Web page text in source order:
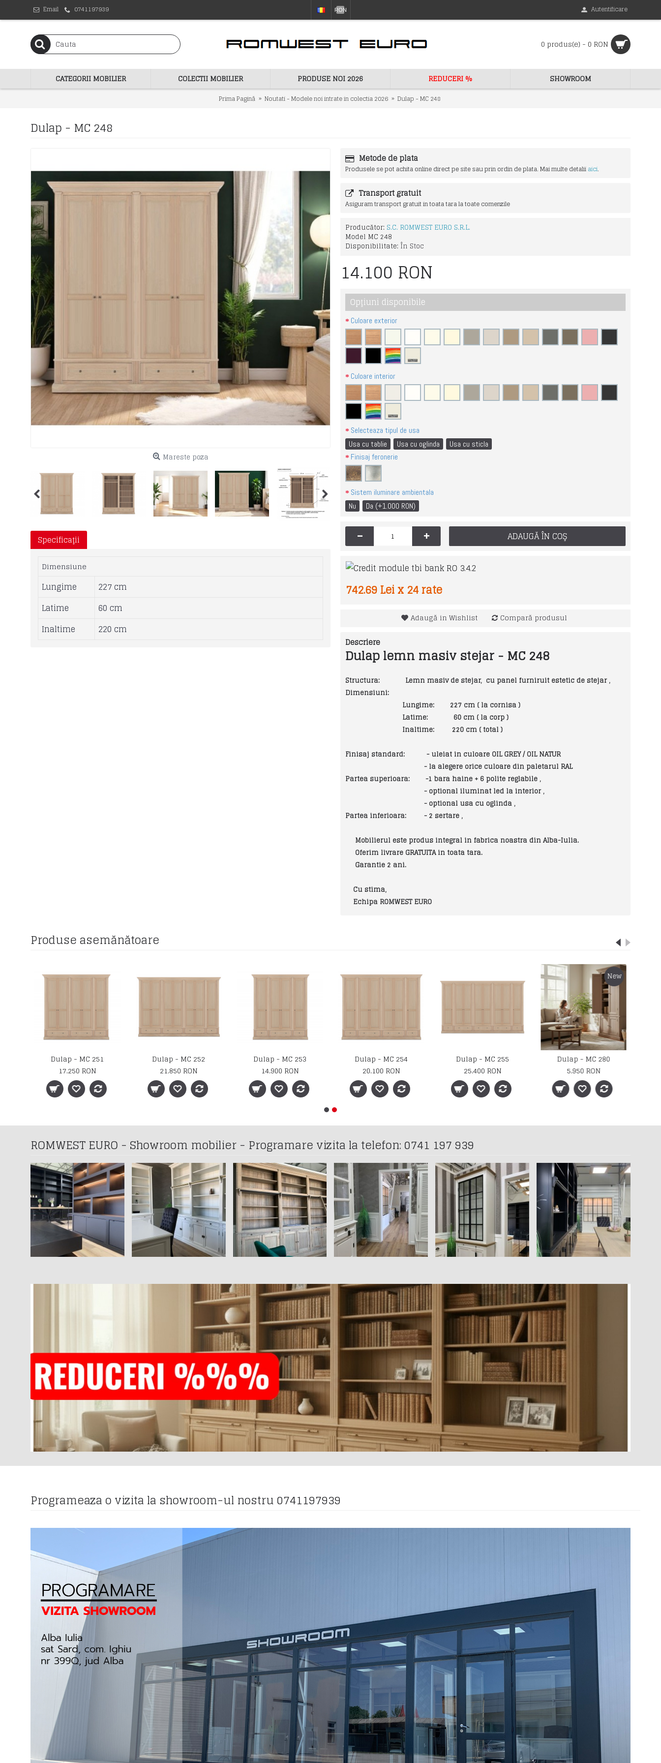
Email 0741197939 RON Autentificare
0 produs(e) - 0 RON
CATEGORII MOBILIER COLECTII MOBILIER PRODUSE NOI 2026 REDUCERI % SHOWROOM
Prima Pagină Noutati - Modele noi intrate in colectia 2026 Dulap - MC 248
Dulap - MC 248
Mareste poza
Specificaţii
Dimensiune
Lungime
227 cm
Latime
60 cm
Inaltime
220 cm
Metode de plata
Produsele se pot achita online direct pe site sau prin ordin de plata. Mai multe detaliiaici.
Transport gratuit
Asiguram transport gratuit in toata tara la toate comenzile
Producător: S.C. ROMWEST EURO S.R.L.
Model MC 248
Disponibilitate: În Stoc
14.100 RON
Opţiuni disponibile
Culoare exterior
Culoare interior
Selecteaza tipul de usa
Usa cu tablie
Usa cu oglinda
Usa cu sticla
Finisaj feronerie
Sistem iluminare ambientala
Nu
Da (+1.000 RON)
- + ADAUGĂ ÎN COŞ
742.69 Lei x 24 rate
Adaugă in Wishlist Compară produsul
Descriere
Dulap lemn masiv stejar - MC 248
Structura: Lemn masiv de stejar, cu panel furniruit estetic de stejar ,
Dimensiuni:
Lungime: 227 cm ( la cornisa )
Latime: 60 cm ( la corp )
Inaltime: 220 cm ( total )
Finisaj standard:
- uleiat in culoare OIL GREY / OIL NATUR
- la alegere orice culoare din paletarul RAL
Partea superioara: -1 bara haine + 6 polite reglabile ,
- optional iluminat led la interior ,
- optional usa cu oglinda ,
Partea inferioara: - 2 sertare ,
Mobilierul este produs integral in fabrica noastra din Alba-Iulia.
Oferim livrare GRATUITA in toata tara.
Garantie 2 ani.
Cu stima,
Echipa ROMWEST EURO
Produse asemănătoare
Dulap - MC 247
7.100 RON
Dulap - MC 249
19.850 RON
Dulap - MC 250
10.050 RON
Dulap - MC 251
17.250 RON
Dulap - MC 252
21.850 RON
Dulap - MC 253
14.900 RON
ROMWEST EURO - Showroom mobilier - Programare vizita la telefon: 0741 197 939
Programeaza o vizita la showroom-ul nostru 0741197939